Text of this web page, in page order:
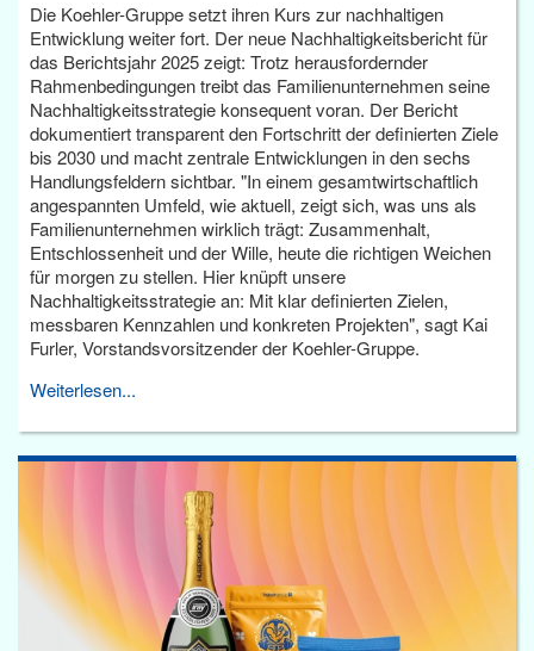
Die Koehler-Gruppe setzt ihren Kurs zur nachhaltigen
Entwicklung weiter fort. Der neue Nachhaltigkeitsbericht für
das Berichtsjahr 2025 zeigt: Trotz herausfordernder
Rahmenbedingungen treibt das Familienunternehmen seine
Nachhaltigkeitsstrategie konsequent voran. Der Bericht
dokumentiert transparent den Fortschritt der definierten Ziele
bis 2030 und macht zentrale Entwicklungen in den sechs
Handlungsfeldern sichtbar. "In einem gesamtwirtschaftlich
angespannten Umfeld, wie aktuell, zeigt sich, was uns als
Familienunternehmen wirklich trägt: Zusammenhalt,
Entschlossenheit und der Wille, heute die richtigen Weichen
für morgen zu stellen. Hier knüpft unsere
Nachhaltigkeitsstrategie an: Mit klar definierten Zielen,
messbaren Kennzahlen und konkreten Projekten", sagt Kai
Furler, Vorstandsvorsitzender der Koehler-Gruppe.
Weiterlesen...